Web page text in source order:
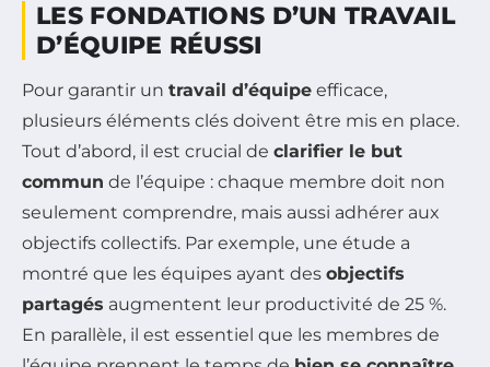
LES FONDATIONS D’UN TRAVAIL
D’ÉQUIPE RÉUSSI
Pour garantir un travail d’équipe efficace,
plusieurs éléments clés doivent être mis en place.
Tout d’abord, il est crucial de clarifier le but
commun de l’équipe : chaque membre doit non
seulement comprendre, mais aussi adhérer aux
objectifs collectifs. Par exemple, une étude a
montré que les équipes ayant des objectifs
partagés augmentent leur productivité de 25 %.
En parallèle, il est essentiel que les membres de